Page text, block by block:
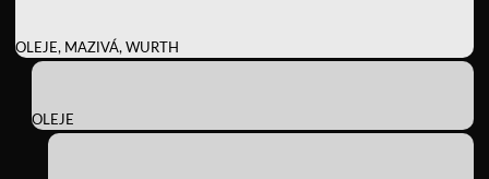
OLEJE, MAZIVÁ, WURTH
OLEJE